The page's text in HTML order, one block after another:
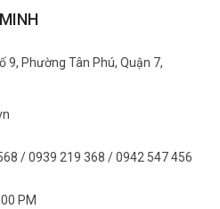
9, Phường Tân Phú, Quận 7,
/ 0939 219 368 / 0942 547 456
PM